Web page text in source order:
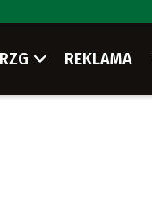
REKLAMA